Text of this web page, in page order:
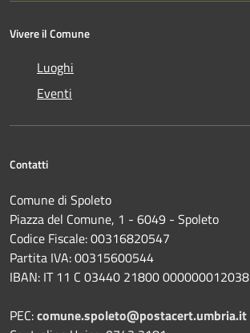
Vivere il Comune
Luoghi
Eventi
Contatti
Comune di Spoleto
Piazza del Comune, 1 - 6049 - Spoleto
Codice Fiscale: 00316820547
Partita IVA: 00315600544
IBAN: IT 11 C 03440 21800 000000012038
PEC:comune.spoleto@postacert.umbria.it